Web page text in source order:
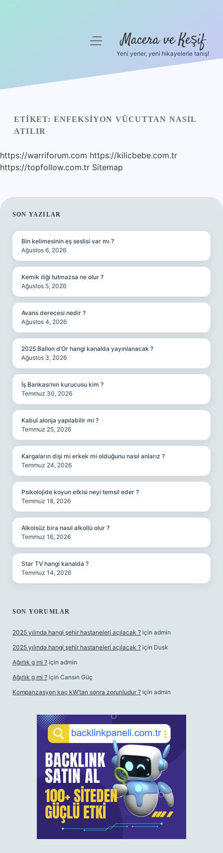
Yasal Uyarı
menüyüMacera ve Keşif
Yeni yerler, yeni hikayelerle tanış!
ETIKET: ENFEKSIYON VÜCUTTAN NASIL
ATILIR
https://warriforum.com https://kilicbebe.com.tr
https://topfollow.com.tr Sitemap
SIDEBAR
SON YAZILAR
Bin kelimesinin eş seslisi var mı ?
Ağustos 6, 2026
Kemik iliği tutmazsa ne olur ?
Ağustos 5, 2026
Avans derecesi nedir ?
Ağustos 4, 2026
2025 Ballon d’Or hangi kanalda yayınlanacak ?
Ağustos 3, 2026
İş Bankası’nın kurucusu kim ?
Temmuz 30, 2026
Kabul alonja yapılabilir mi ?
Temmuz 25, 2026
Kargaların dişi mi erkek mi olduğunu nasıl anlarız ?
Temmuz 24, 2026
Psikolojide koyun etkisi neyi temsil eder ?
Temmuz 18, 2026
Alkolsüz bira nasıl alkollü olur ?
Temmuz 16, 2026
Star TV hangi kanalda ?
Temmuz 14, 2026
SON YORUMLAR
2025 yılında hangi şehir hastaneleri açılacak ? için admin
2025 yılında hangi şehir hastaneleri açılacak ? için Dusk
Ağırlık g mi ? için admin
Ağırlık g mi ? için Cansın Güç
Kompanzasyon kaç kW’tan sonra zorunludur ? için admin